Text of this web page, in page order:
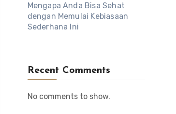
Mengapa Anda Bisa Sehat
dengan Memulai Kebiasaan
Sederhana Ini
Recent Comments
No comments to show.